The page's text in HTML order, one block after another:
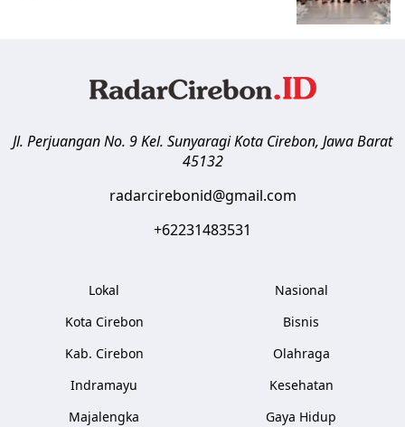
Jl. Perjuangan No. 9 Kel. SunyaragiKota Cirebon, Jawa Barat
45132
radarcirebonid@gmail.com
+62231483531
Lokal
Kota Cirebon
Kab. Cirebon
Indramayu
Majalengka
Nasional
Bisnis
Olahraga
Kesehatan
Gaya Hidup